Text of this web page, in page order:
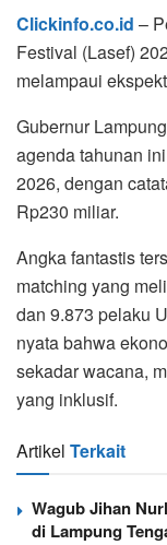
Clickinfo.co.id –
Festival (Lasef)
melampaui
Gubernur Lampung
agenda tahunan
2026, dengan
Rp230 miliar.
Angka fantastis
matching yang
dan 9.873 pelaku
nyata bahwa
sekadar wacana,
yang inklusif.
Artikel Terkait
Wagub Jihan
di Lampung